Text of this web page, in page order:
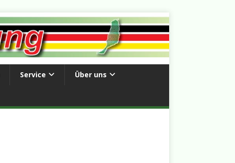
Service Über uns